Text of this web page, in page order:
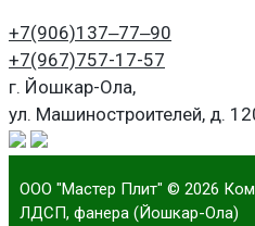
+7(906)137‒77‒90
+7(967)757-17-57
г. Йошкар-Ола,
ул. Машиностроителей, д.
ООО "Мастер Плит" © 2026
ЛДСП, фанера (Йошкар-Ола)